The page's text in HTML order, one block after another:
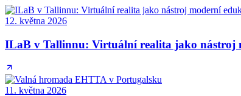
12. května 2026
ILaB v Tallinnu: Virtuální realita jako nástroj
11. května 2026